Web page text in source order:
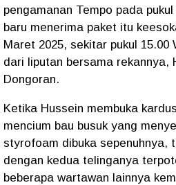
pengamanan Tempo pada
baru menerima paket itu
Maret 2025, sekitar pukul 15.00
dari liputan bersama rekannya,
Dongoran.
Ketika Hussein membuka
mencium bau busuk yang
styrofoam dibuka sepenuhnya,
dengan kedua telinganya
beberapa wartawan lainnya